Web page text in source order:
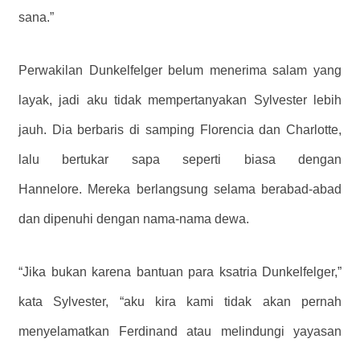
sana.”
Perwakilan Dunkelfelger belum menerima salam yang
layak, jadi aku tidak mempertanyakan Sylvester lebih
jauh. Dia berbaris di samping Florencia dan Charlotte,
lalu bertukar sapa seperti biasa dengan
Hannelore. Mereka berlangsung selama berabad-abad
dan dipenuhi dengan nama-nama dewa.
“Jika bukan karena bantuan para ksatria Dunkelfelger,”
kata Sylvester, “aku kira kami tidak akan pernah
menyelamatkan Ferdinand atau melindungi yayasan